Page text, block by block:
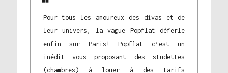
Pour tous les amoureux des divas et de
leur univers, la vague Popflat déferle
enfin sur Paris! Popflat c’est un
inédit vous proposant des studettes
(chambres) à louer à des tarifs